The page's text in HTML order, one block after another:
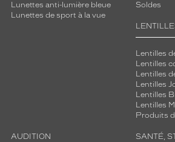
Lunettes anti-lumière bleue
Lunettes de sport à la vue
Soldes
Lentilles
Lentilles
Lentilles
Lentilles
Lentilles
Lentilles
Produits
AUDITION SANTÉ,